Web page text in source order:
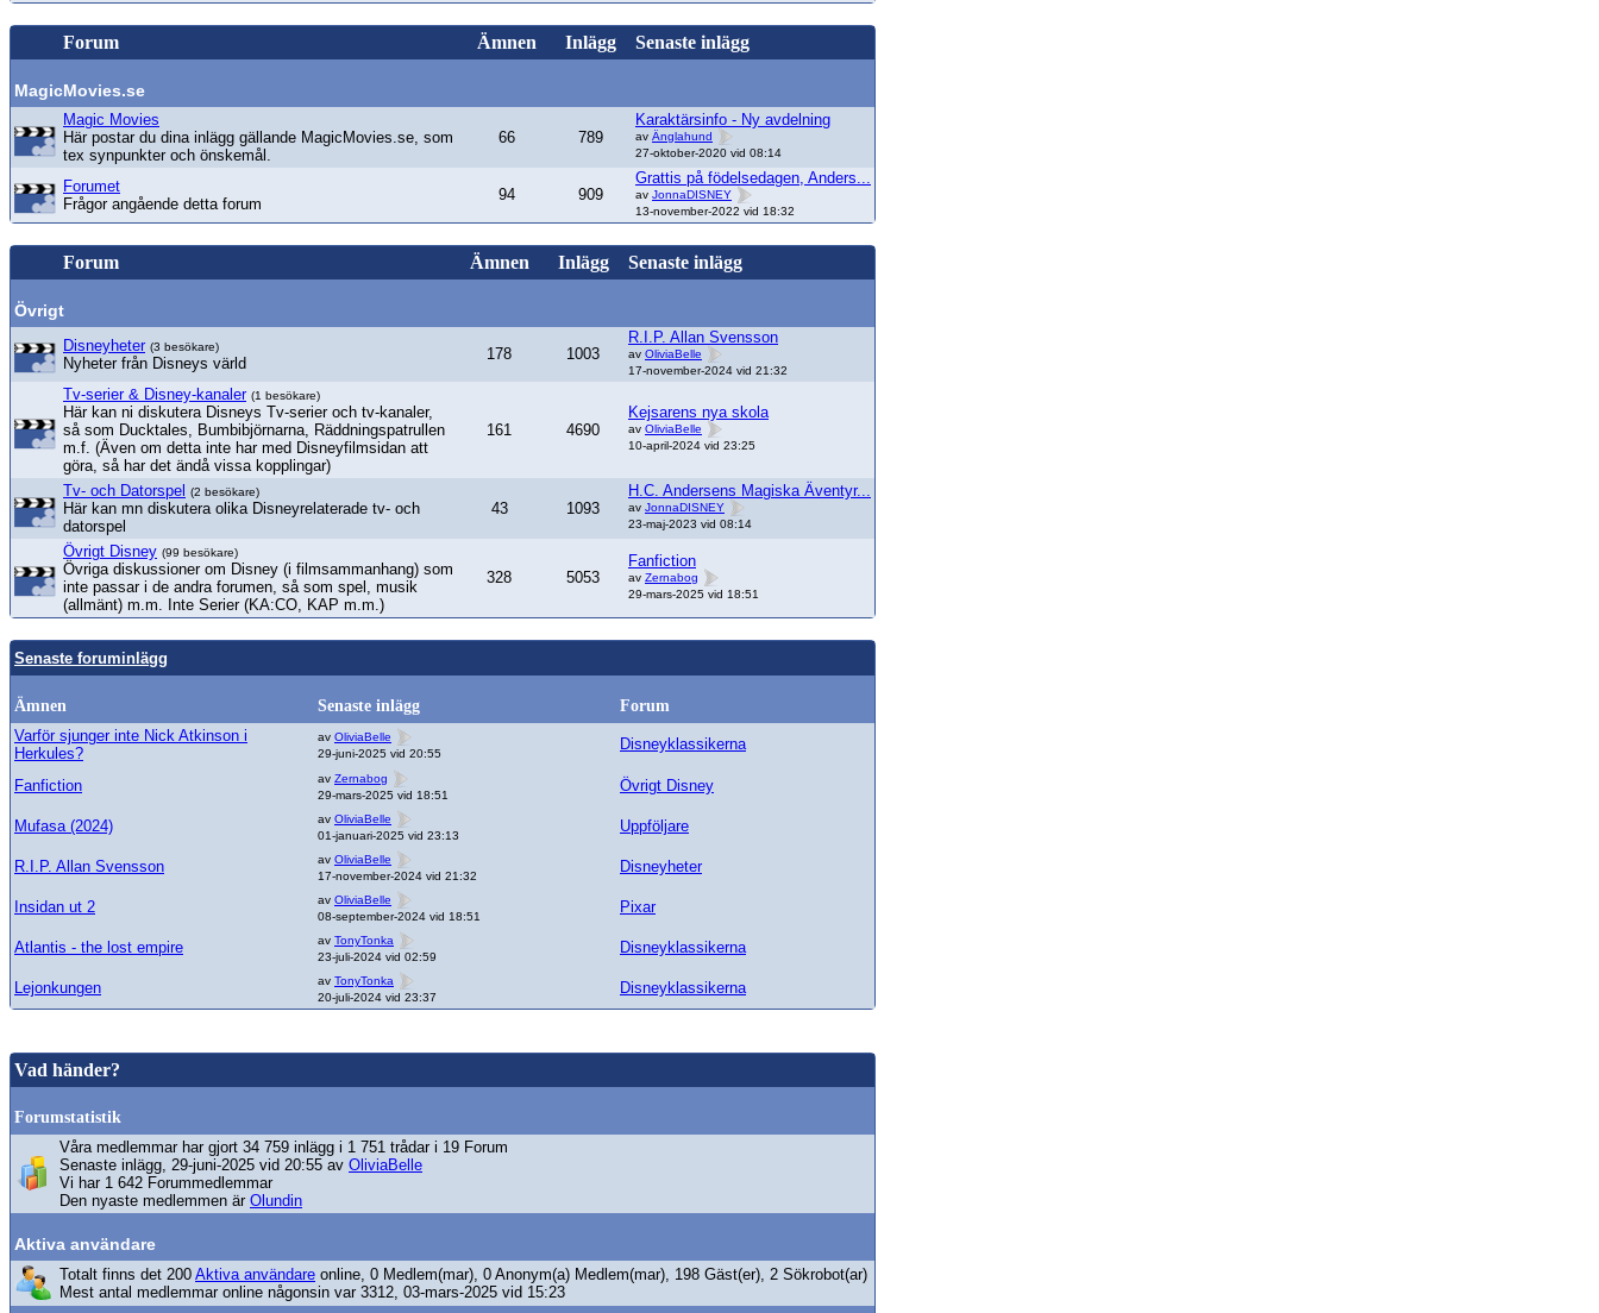
Forum Ämnen Inlägg Senaste inlägg
MagicMovies.se
Magic Movies
Här postar du dina inlägg gällande MagicMovies.se, som
tex synpunkter och önskemål.
66 789
Karaktärsinfo - Ny avdelning
av Änglahund
27-oktober-2020 vid 08:14
Forumet
Frågor angående detta forum
94 909
Grattis på födelsedagen, Anders...
av JonnaDISNEY
13-november-2022 vid 18:32
Forum Ämnen Inlägg Senaste inlägg
Övrigt
Disneyheter (3 besökare)
Nyheter från Disneys värld
178 1003
R.I.P. Allan Svensson
av OliviaBelle
17-november-2024 vid 21:32
Tv-serier & Disney-kanaler (1 besökare)
Här kan ni diskutera Disneys Tv-serier och tv-kanaler,
så som Ducktales, Bumbibjörnarna, Räddningspatrullen
m.f. (Även om detta inte har med Disneyfilmsidan att
göra, så har det ändå vissa kopplingar)
161 4690
Kejsarens nya skola
av OliviaBelle
10-april-2024 vid 23:25
Tv- och Datorspel (2 besökare)
Här kan mn diskutera olika Disneyrelaterade tv- och
datorspel
43 1093
H.C. Andersens Magiska Äventyr...
av JonnaDISNEY
23-maj-2023 vid 08:14
Övrigt Disney (99 besökare)
Övriga diskussioner om Disney (i filmsammanhang) som
inte passar i de andra forumen, så som spel, musik
(allmänt) m.m. Inte Serier (KA:CO, KAP m.m.)
328 5053
Fanfiction
av Zernabog
29-mars-2025 vid 18:51
Senaste foruminlägg
Ämnen Senaste inlägg
Forum
Varför sjunger inte Nick Atkinson i
Herkules?
av OliviaBelle
29-juni-2025 vid 20:55
Disneyklassikerna
Fanfiction av Zernabog
29-mars-2025 vid 18:51
Övrigt Disney
Mufasa (2024) av OliviaBelle
01-januari-2025 vid 23:13
Uppföljare
R.I.P. Allan Svensson av OliviaBelle
17-november-2024 vid 21:32
Disneyheter
Insidan ut 2 av OliviaBelle
08-september-2024 vid 18:51
Pixar
Atlantis - the lost empire av TonyTonka
23-juli-2024 vid 02:59
Disneyklassikerna
Lejonkungen av TonyTonka
20-juli-2024 vid 23:37
Disneyklassikerna
Vad händer?
Forumstatistik
Våra medlemmar har gjort 34 759 inlägg i 1 751 trådar i 19 Forum
Senaste inlägg, 29-juni-2025 vid 20:55 av OliviaBelle
Vi har 1 642 Forummedlemmar
Den nyaste medlemmen är Olundin
Aktiva användare
Totalt finns det 200 Aktiva användare online, 0 Medlem(mar), 0 Anonym(a) Medlem(mar), 198 Gäst(er), 2 Sökrobot(ar)
Mest antal medlemmar online någonsin var 3312, 03-mars-2025 vid 15:23